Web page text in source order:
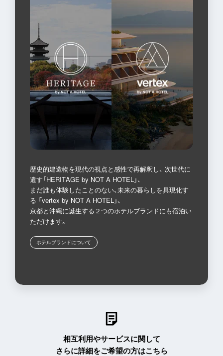
歴史的建造物を現代の視点と感性で再解釈し、 次世代に
遺す「HERITAGE by NOT A HOTEL」、
まだ誰も体験したことのない、未来の暮らしを具現化す
る 「vertex by NOT A HOTEL」、
京都と沖縄に誕生する２つのホテルブランドにも宿泊い
ただけます。
ホテルブランドについて
相互利用やサービスに関して
さらに詳細をご希望の方はこちら